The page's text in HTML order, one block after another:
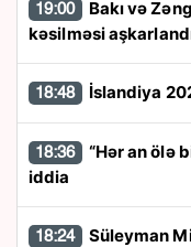
19:00
kəsilməsi
18:48 İslandiya
18:36
iddia
18:24